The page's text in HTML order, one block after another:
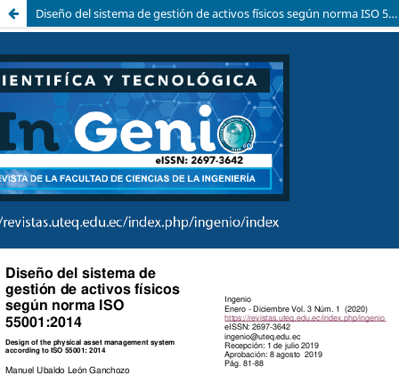
Diseño del sistema de gestión de activos físicos según norma ISO 55001:2014